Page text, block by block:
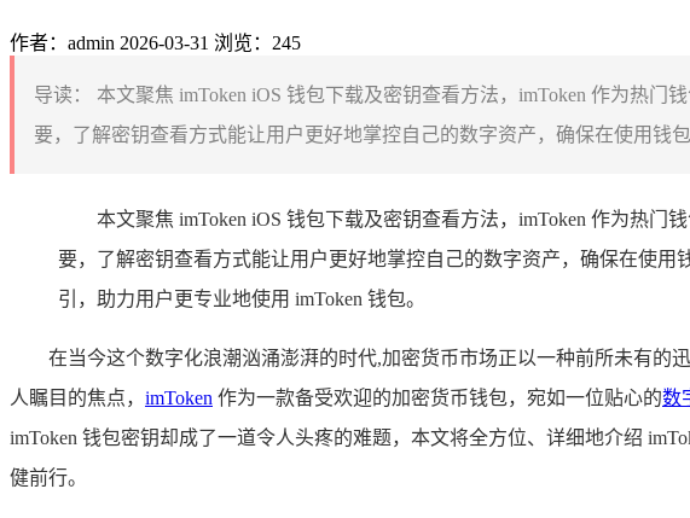
作者：admin 2026-03-31 浏览：245
导读：
本文聚焦 imToken iOS 钱包下载及密钥查看方法，imToken 作为热
要，了解密钥查看方式能让用户更好地掌控自己的数字资产，确保在使用钱
本文聚焦 imToken iOS 钱包下载及密钥查看方法，imToken 作为热
要，了解密钥查看方式能让用户更好地掌控自己的数字资产，确保在使
引，助力用户更专业地使用 imToken 钱包。
在当今这个数字化浪潮汹涌澎湃的时代,加密货币市场正以一种前所未有的
人瞩目的焦点， imToken 作为一款备受欢迎的加密货币钱包，宛如一位贴心的数
imToken 钱包密钥却成了一道令人头疼的难题，本文将全方位、详细地介绍
健前行。